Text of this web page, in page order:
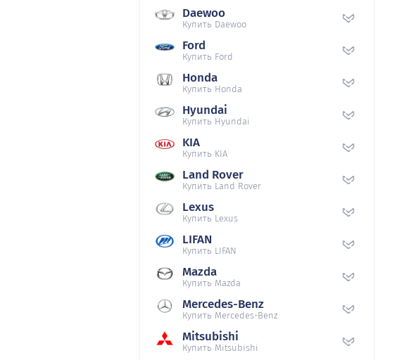
Daewoo
Купить Daewoo
Ford
Купить Ford
Honda
Купить Honda
Hyundai
Купить Hyundai
KIA
Купить KIA
Land Rover
Купить Land Rover
Lexus
Купить Lexus
LIFAN
Купить LIFAN
Mazda
Купить Mazda
Mercedes-Benz
Купить Mercedes-Benz
Mitsubishi
Купить Mitsubishi